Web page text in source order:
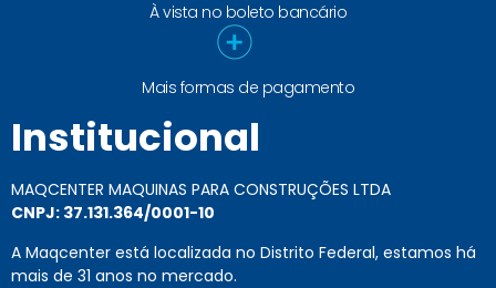
À vista no boleto bancário
Mais formas de pagamento
Institucional
MAQCENTER MAQUINAS PARA CONSTRUÇÕES LTDA
CNPJ: 37.131.364/0001-10
A Maqcenter está localizada no Distrito Federal, estamos há
mais de 31 anos no mercado.